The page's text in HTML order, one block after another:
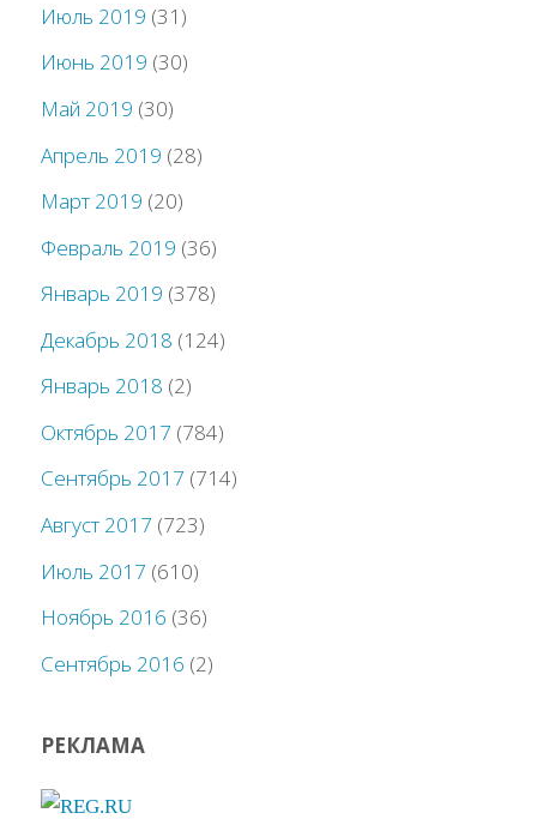
Июль 2019 (31)
Июнь 2019 (30)
Май 2019 (30)
Апрель 2019 (28)
Март 2019 (20)
Февраль 2019 (36)
Январь 2019 (378)
Декабрь 2018 (124)
Январь 2018 (2)
Октябрь 2017 (784)
Сентябрь 2017 (714)
Август 2017 (723)
Июль 2017 (610)
Ноябрь 2016 (36)
Сентябрь 2016 (2)
РЕКЛАМА